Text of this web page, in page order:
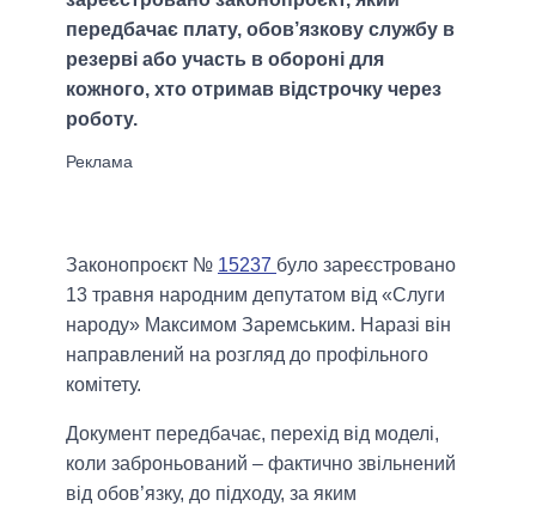
передбачає плату, обов’язкову службу в
резерві або участь в обороні для
кожного, хто отримав відстрочку через
роботу.
Законопроєкт № 15237 було зареєстровано
13 травня народним депутатом від «Слуги
народу» Максимом Заремським. Наразі він
направлений на розгляд до профільного
комітету.
Документ передбачає, перехід від моделі,
коли заброньований – фактично звільнений
від обов’язку, до підходу, за яким